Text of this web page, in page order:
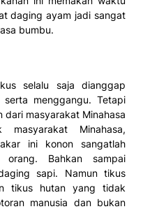
daging ayam jadi sangat
bumbu.
selalu saja dianggap
menggangu. Tetapi
masyarakat Minahasa
Minahasa,
ini konon sangatlah
Bahkan sampai
sapi. Namun tikus
tikus hutan yang tidak
manusia dan bukan